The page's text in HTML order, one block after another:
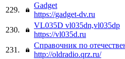
229.
Gadget
https://gadget-dv.ru
230.
VL035D vl035dn,vl035dp
https://vl035d.ru
231.
Справочник по
http://oldradio.qrz.ru/